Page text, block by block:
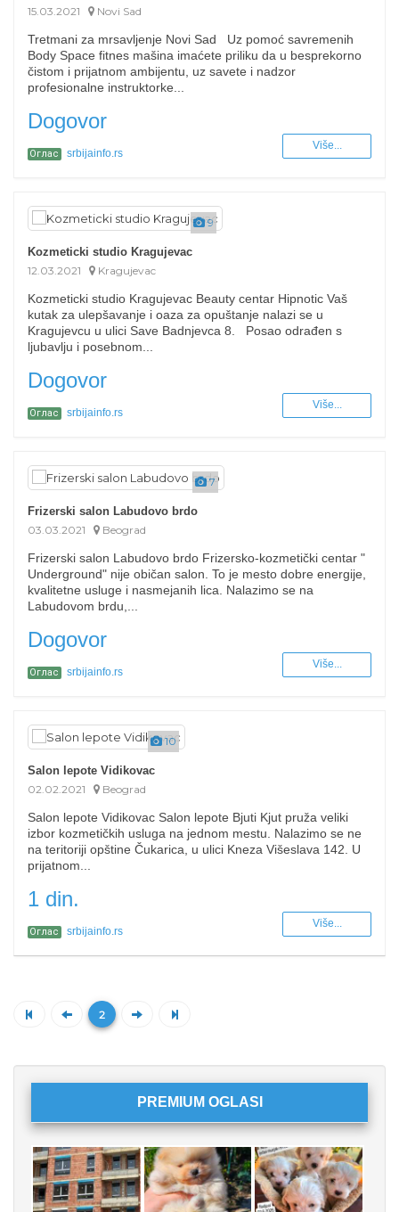
15.03.2021 Novi Sad
Tretmani za mrsavljenje Novi Sad Uz pomoć savremenih
Body Space fitnes mašina imaćete priliku da u besprekorno
čistom i prijatnom ambijentu, uz savete i nadzor
profesionalne instruktorke...
Dogovor
Оглас srbijainfo.rs
Više...
9
Kozmeticki studio Kragujevac
12.03.2021
Kragujevac
Kozmeticki studio Kragujevac Beauty centar Hipnotic Vaš
kutak za ulepšavanje i oaza za opuštanje nalazi se u
Kragujevcu u ulici Save Badnjevca 8. Posao odrađen s
ljubavlju i posebnom...
Dogovor
Оглас srbijainfo.rs
Više...
7
Frizerski salon Labudovo brdo
03.03.2021
Beograd
Frizerski salon Labudovo brdo Frizersko-kozmetički centar "
Underground" nije običan salon. To je mesto dobre energije,
kvalitetne usluge i nasmejanih lica. Nalazimo se na
Labudovom brdu,...
Dogovor
Оглас srbijainfo.rs
Više...
10
Salon lepote Vidikovac
02.02.2021
Beograd
Salon lepote Vidikovac Salon lepote Bjuti Kjut pruža veliki
izbor kozmetičkih usluga na jednom mestu. Nalazimo se ne
na teritoriji opštine Čukarica, u ulici Kneza Višeslava 142. U
prijatnom...
1 din.
Оглас srbijainfo.rs
Više...
2
PREMIUM OGLASI